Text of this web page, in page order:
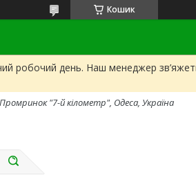
Кошик
робочий день. Наш менеджер
Промринок "7-й кілометр", Одеса, Україна